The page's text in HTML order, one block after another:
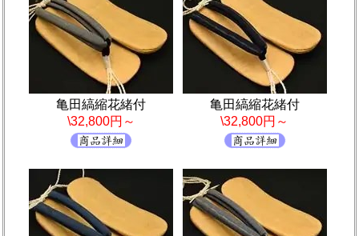
亀田縞縮花緒付
\32,800円～
亀田縞縮花緒付
\32,800円～